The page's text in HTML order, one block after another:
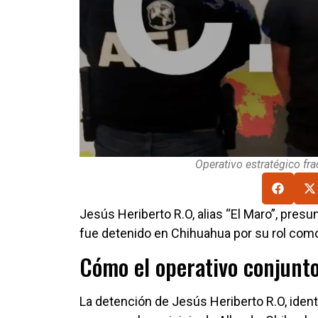
Operativo estratégico
Jesús Heriberto R.O, alias “El Maro”,
fue detenido en Chihuahua por su rol
Cómo el operativo
La detención de Jesús Heriberto R.O,